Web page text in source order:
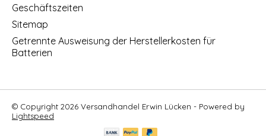
Geschäftszeiten
Sitemap
Getrennte Ausweisung der Herstellerkosten für
Batterien
© Copyright 2026 Versandhandel Erwin Lücken - Powered by
Lightspeed